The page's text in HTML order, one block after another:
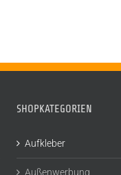
SHOPKATEGORIEN
Aufkleber
Außenwerbung